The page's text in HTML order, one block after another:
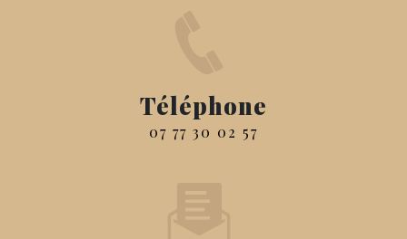
Téléphone
07 77 30 02 57